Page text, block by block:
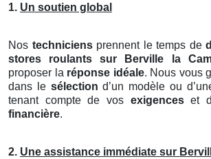
1. Un soutien global
Nos techniciensprennent le temps de
stores roulants
sur Berville la
proposer la réponse idéale. Nous vous
dans le sélection d’un modèle ou
tenant compte de vos exigenceset
financière.
2. Une assistance immédiate sur